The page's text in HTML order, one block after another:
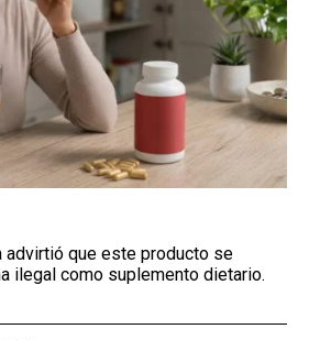
advirtió que este producto se
ilegal como suplemento dietario.